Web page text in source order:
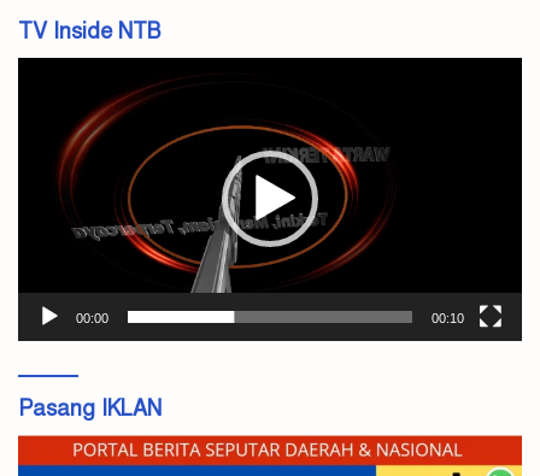
TV Inside NTB
00:00 00:10
Pasang IKLAN